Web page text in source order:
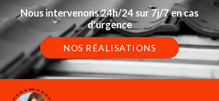
Nous intervenons 24h/24 sur 7j/7 en cas
d'urgence
NOS RÉALISATIONS